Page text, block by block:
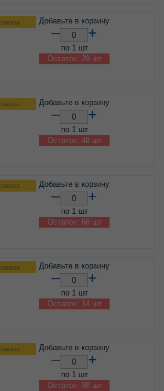
Добавьте в корзину
– +
по 1 шт
Остаток: 29 шт
Добавьте в корзину
– +
по 1 шт
Остаток: 48 шт
Добавьте в корзину
– +
по 1 шт
Остаток: 68 шт
Добавьте в корзину
– +
по 1 шт
Остаток: 14 шт
Добавьте в корзину
– +
по 1 шт
Остаток: 98 шт